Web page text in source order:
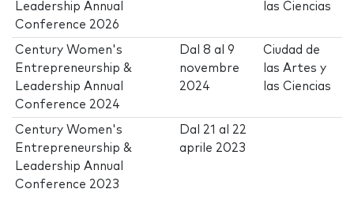
Leadership Annual
Conference 2026
las Ciencias
Century Women's
Entrepreneurship &
Leadership Annual
Conference 2024
Dal8 al9
novembre
2024
Ciudad de
las Artes y
las Ciencias
Century Women's
Entrepreneurship &
Leadership Annual
Conference 2023
Dal 21 al 22
aprile 2023